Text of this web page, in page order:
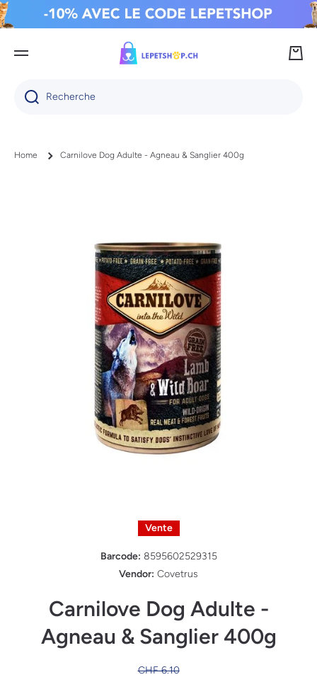
IGNORER ET PASSER AU CONTENU
Recherche
Home Carnilove Dog Adulte - Agneau & Sanglier 400g
Vente
Barcode: 8595602529315
Vendor: Covetrus
Carnilove Dog Adulte -
Agneau & Sanglier 400g
CHF 6.10